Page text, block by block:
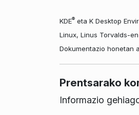
KDE®eta K Desktop
Linux, Linus Torvalds-
Dokumentazio honetan
Prentsarako
Informazio